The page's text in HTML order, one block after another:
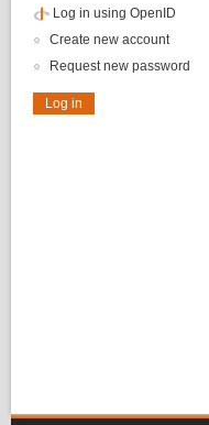
Log in using OpenID
Create new account
Request new password